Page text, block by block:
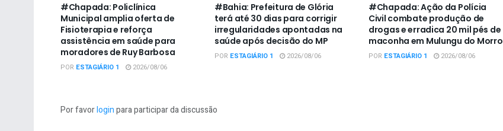
#Chapada: Policlínica
Municipal amplia oferta de
Fisioterapia e reforça
assistência em saúde para
moradores de Ruy Barbosa
POR ESTAGIÁRIO 1 2026/08/06
#Bahia: Prefeitura de Glória
terá até 30 dias para corrigir
irregularidades apontadas na
saúde após decisão do MP
POR ESTAGIÁRIO 1 2026/08/06
#Chapada: Ação da Polícia
Civil combate produção de
drogas e erradica 20 mil pés de
maconha em Mulungu do Morro
POR ESTAGIÁRIO 1 2026/08/06
Por favorloginpara participar da discussão